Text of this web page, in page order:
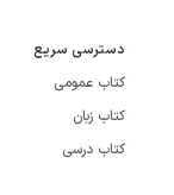
دسترسی سریع
کتاب عمومی
کتاب زبان
کتاب درسی